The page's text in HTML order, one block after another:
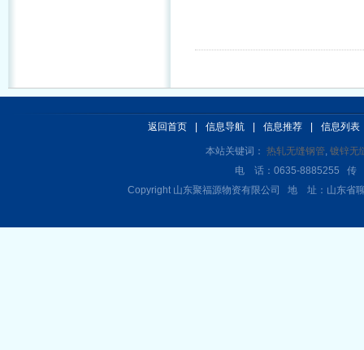
返回首页 信息导航 信息推荐 信息列表
本站关键词： 热轧无缝钢管, 镀锌无
电 话：0635-8885255 传
Copyright 山东聚福源物资有限公司 地 址：山东省